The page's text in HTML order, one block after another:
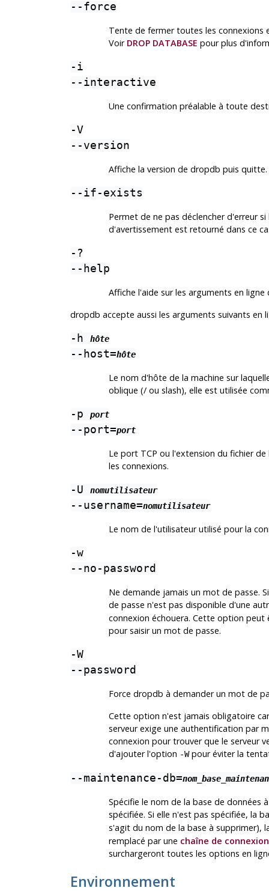
--force
Tente de fermer toutes les connexions
Voir DROP DATABASE pour plus
-i
--interactive
Une confirmation préalable à toute
-V
--version
Affiche la version de dropdb puis quitte.
--if-exists
Permet de ne pas déclencher d'erreur
d'avertissement est retourné dans ce
-?
--help
Affiche l'aide sur les arguments en
dropdb accepte aussi les arguments suivants
-h hôte
--host=hôte
Le nom d'hôte de la machine sur
oblique (/ ou slash), elle est utilisée
-p port
--port=port
Le port TCP ou l'extension du fichier
les connexions.
-U nomutilisateur
--username=nomutilisateur
Le nom de l'utilisateur utilisé pour la
-w
--no-password
Ne demande jamais un mot de passe.
de passe n'est pas disponible d'une
connexion échouera. Cette option
pour saisir un mot de passe.
-W
--password
Force dropdb à demander un mot de
Cette option n'est jamais obligatoire
serveur exige une authentification par
connexion pour trouver que le serveur
d'ajouter l'option -Wpour éviter la
--maintenance-db=
Spécifie le nom de la base de données
spécifiée. Si elle n'est pas spécifiée, la
s'agit du nom de la base à supprimer),
remplacé par une chaîne de connexion
surchargeront toutes les options en
Environnement